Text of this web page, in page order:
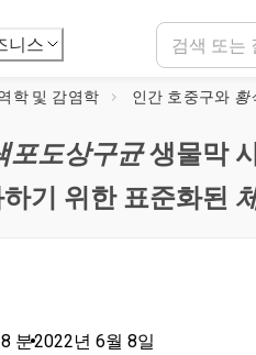
니스
학 및 감염학 인간 호중구와 황
포도상구균생물막
기 위한 표준화된
분•2022년 6월 8일